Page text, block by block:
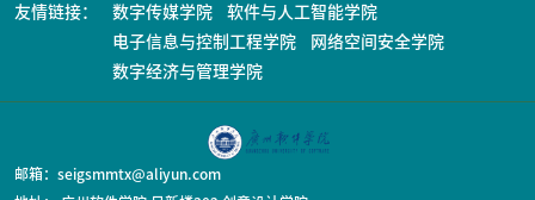
友情链接： 数字传媒学院
软件与人工智能学院
电子信息与控制工程学院
网络空间安全学院
数字经济与管理学院
邮箱：seigsmmtx@aliyun.com